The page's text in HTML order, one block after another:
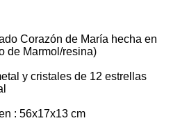
Corazón de María hecha en
de Marmol/resina)
y cristales de 12 estrellas
: 56x17x13 cm